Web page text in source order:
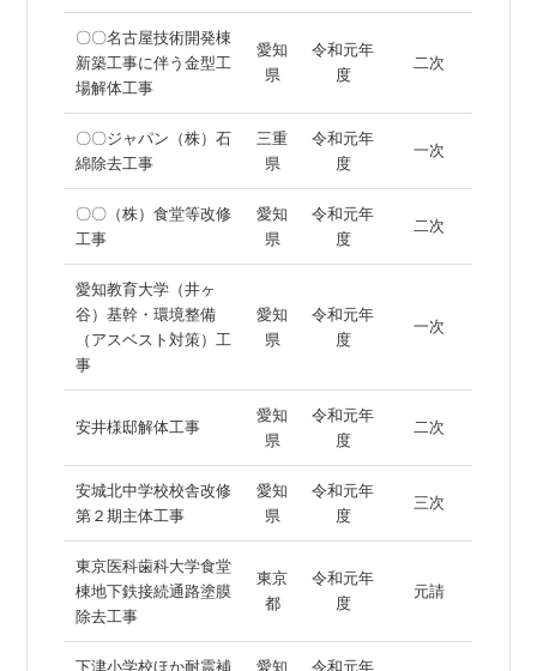
〇〇名古屋技術開発棟
新築工事に伴う金型工
場解体工事
愛知
県
令和元年
度
二次
〇〇ジャパン（株）石
綿除去工事
三重
県
令和元年
度
一次
〇〇（株）食堂等改修
工事
愛知
県
令和元年
度
二次
愛知教育大学（井ヶ
谷）基幹・環境整備
（アスベスト対策）工
事
愛知
県
令和元年
度
一次
安井様邸解体工事
愛知
県
令和元年
度
二次
安城北中学校校舎改修
第２期主体工事
愛知
県
令和元年
度
三次
東京医科歯科大学食堂
棟地下鉄接続通路塗膜
除去工事
東京
都
令和元年
度
元請
下津小学校ほか耐震補
愛知
令和元年